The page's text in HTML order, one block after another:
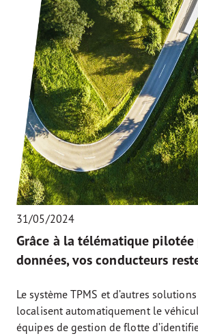
31/05/2024
Grâce à la télématique pilotée
données, vos conducteurs
Le système TPMS et d’autres
localisent automatiquement le
équipes de gestion de flotte